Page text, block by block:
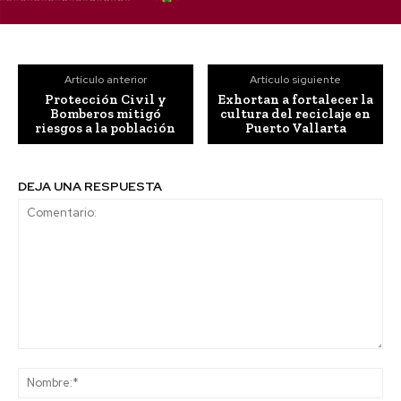
Artículo anterior
Protección Civil y
Bomberos mitigó
riesgos a la población
Artículo siguiente
Exhortan a fortalecer la
cultura del reciclaje en
Puerto Vallarta
DEJA UNA RESPUESTA